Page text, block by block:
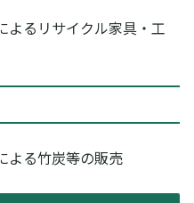
よるリサイクル家具・工
よる竹炭等の販売